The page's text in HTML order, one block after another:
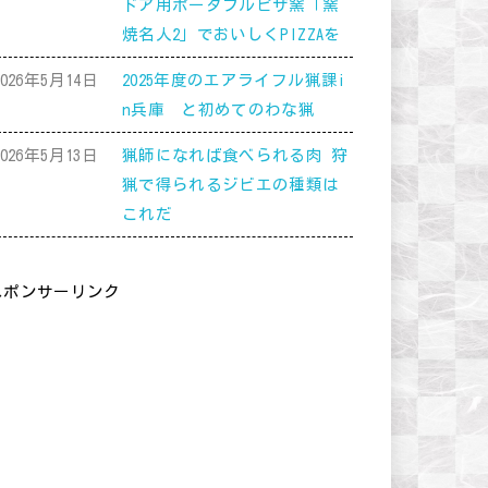
ドア用ポータブルピザ窯「窯
焼名人2」でおいしくPIZZAを
年5月14日
2025年度のエアライフル猟課i
n兵庫 と初めてのわな猟
年5月13日
猟師になれば食べられる肉 狩
猟で得られるジビエの種類は
これだ
ポンサーリンク